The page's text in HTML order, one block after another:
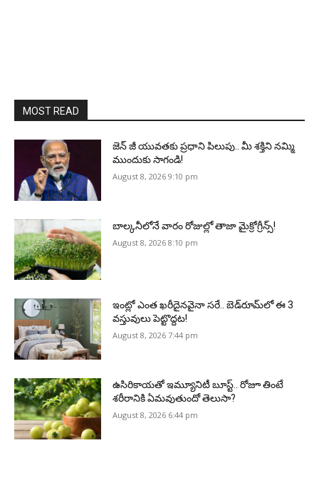
MOST READ
జెన్‌ జీ యువతకు ప్రధాని పిలుపు.. మీ శక్తిని నమ్మి
ముందుకు సాగండి!
August 8, 2026 9:10 pm
బాల్కనీలోనే వారం రోజుల్లో తాజా మైక్రోగ్రీన్స్‌!
August 8, 2026 8:10 pm
ఇంట్లో ఎంత ఖరీదైనవైనా సరే.. బెడ్‌రూమ్‌లో ఈ 3
వస్తువులు పెట్టొద్దట!
August 8, 2026 7:44 pm
ఉసిరికాయతో ఇమ్యూనిటీ బూస్ట్‌.. రోజూ తింటే
శరీరానికి ఏమవుతుందో తెలుసా?
August 8, 2026 6:44 pm